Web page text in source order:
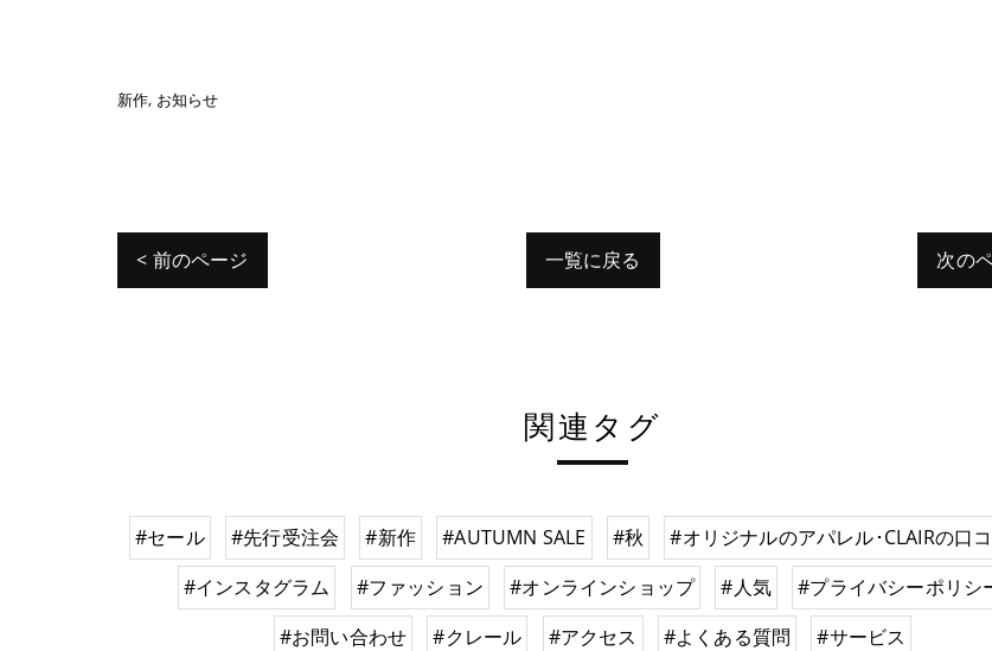
新作 お知らせ
< 前のページ 一覧に戻る 次の
関連タグ
#セール #先行受注会 #新作 #AUTUMN SALE #秋
#オリジナルのアパレル･CLAIRの口
#インスタグラム
#ファッション #オンラインショップ #人気
#プライバシーポリシ
#お問い合わせ
#クレール #アクセス #よくある質問
#サービス